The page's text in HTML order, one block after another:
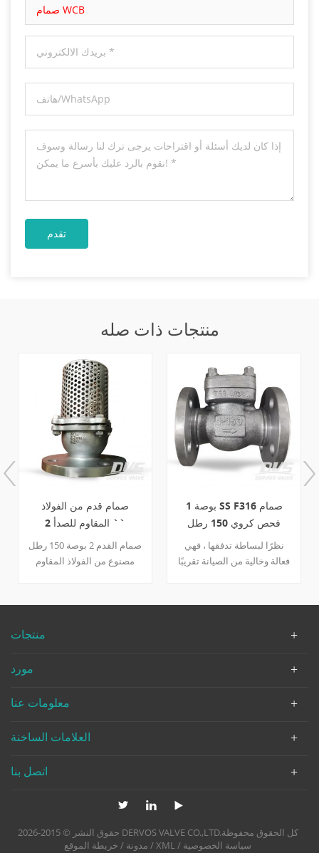
صمام WCB
منتجات ذات صله
صمام قدم من الفولاذ
المقاوم للصدأ 2 ``
class150 ذو حواف
صمام القدم 2 بوصة 150 رطل
مصنوع من الفولاذ المقاوم
1 بوصة SS F316 صمام
فحص كروي 150 رطل
الترددات اللاسلكية
نظرًا لبساطة تدفقها ، فهي
فعالة وخالية من الصيانة تقريبًا
شائع في محطات الرفع
منتجات
مورد
معلومات عنا
العلامات الساخنة
اتصل بنا
حقوق النشر © 2015-2026 DERVOS VALVE CO.,LTD.كل الحقوق محفوظة
مدونة / خريطة الموقع /XML/ سياسة الخصوصية